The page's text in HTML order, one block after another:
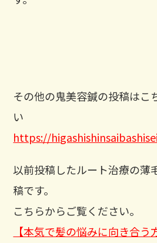
その他の鬼美容鍼の投稿はこ
い
https://
以前投稿したルート治療の薄
稿です。
こちらからご覧ください。
【本気で髪の悩みに向き合